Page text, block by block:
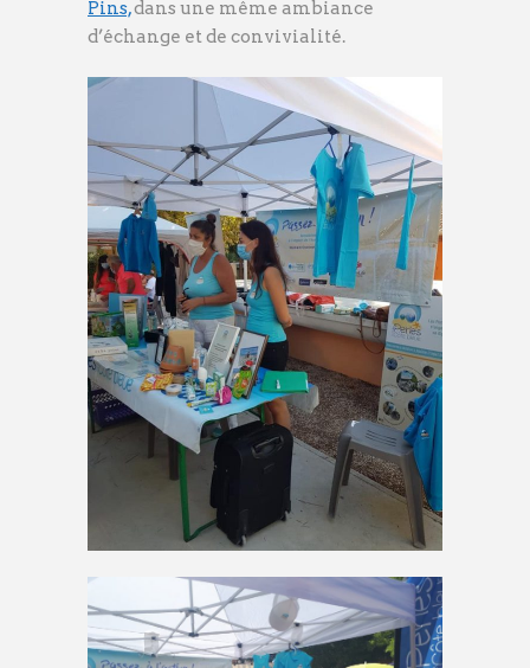
Pins,dans une même ambiance
d’échange et de convivialité.